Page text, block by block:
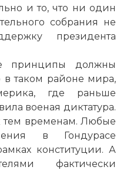
и то, что ни один
собрания не
президента
принципы должны
в таком районе мира,
где раньше
военая диктатура.
тем временам. Любые
в Гондурасе
конституции. А
фактически